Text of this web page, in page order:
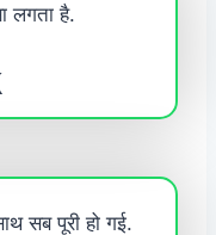
लगता है.
सब पूरी हो गई.